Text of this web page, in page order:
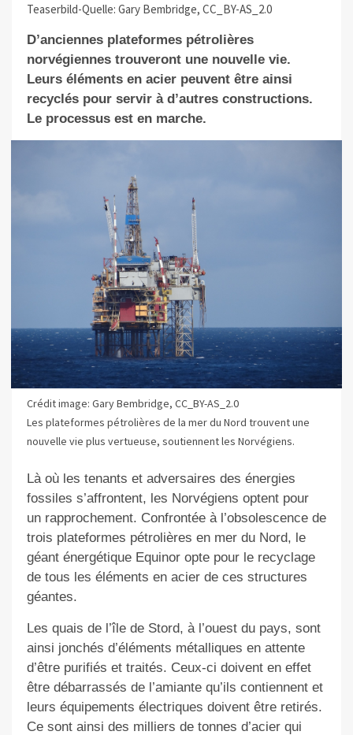
Teaserbild-Quelle: Gary Bembridge, CC_BY-AS_2.0
D’anciennes plateformes pétrolières
norvégiennes trouveront une nouvelle vie.
Leurs éléments en acier peuvent être ainsi
recyclés pour servir à d’autres constructions.
Le processus est en marche.
Crédit image: Gary Bembridge, CC_BY-AS_2.0
Les plateformes pétrolières de la mer du Nord trouvent une
nouvelle vie plus vertueuse, soutiennent les Norvégiens.
Là où les tenants et adversaires des énergies
fossiles s’affrontent, les Norvégiens optent pour
un rapprochement. Confrontée à l’obsolescence de
trois plateformes pétrolières en mer du Nord, le
géant énergétique Equinor opte pour le recyclage
de tous les éléments en acier de ces structures
géantes.
Les quais de l’île de Stord, à l’ouest du pays, sont
ainsi jonchés d’éléments métalliques en attente
d’être purifiés et traités. Ceux-ci doivent en effet
être débarrassés de l’amiante qu’ils contiennent et
leurs équipements électriques doivent être retirés.
Ce sont ainsi des milliers de tonnes d’acier qui